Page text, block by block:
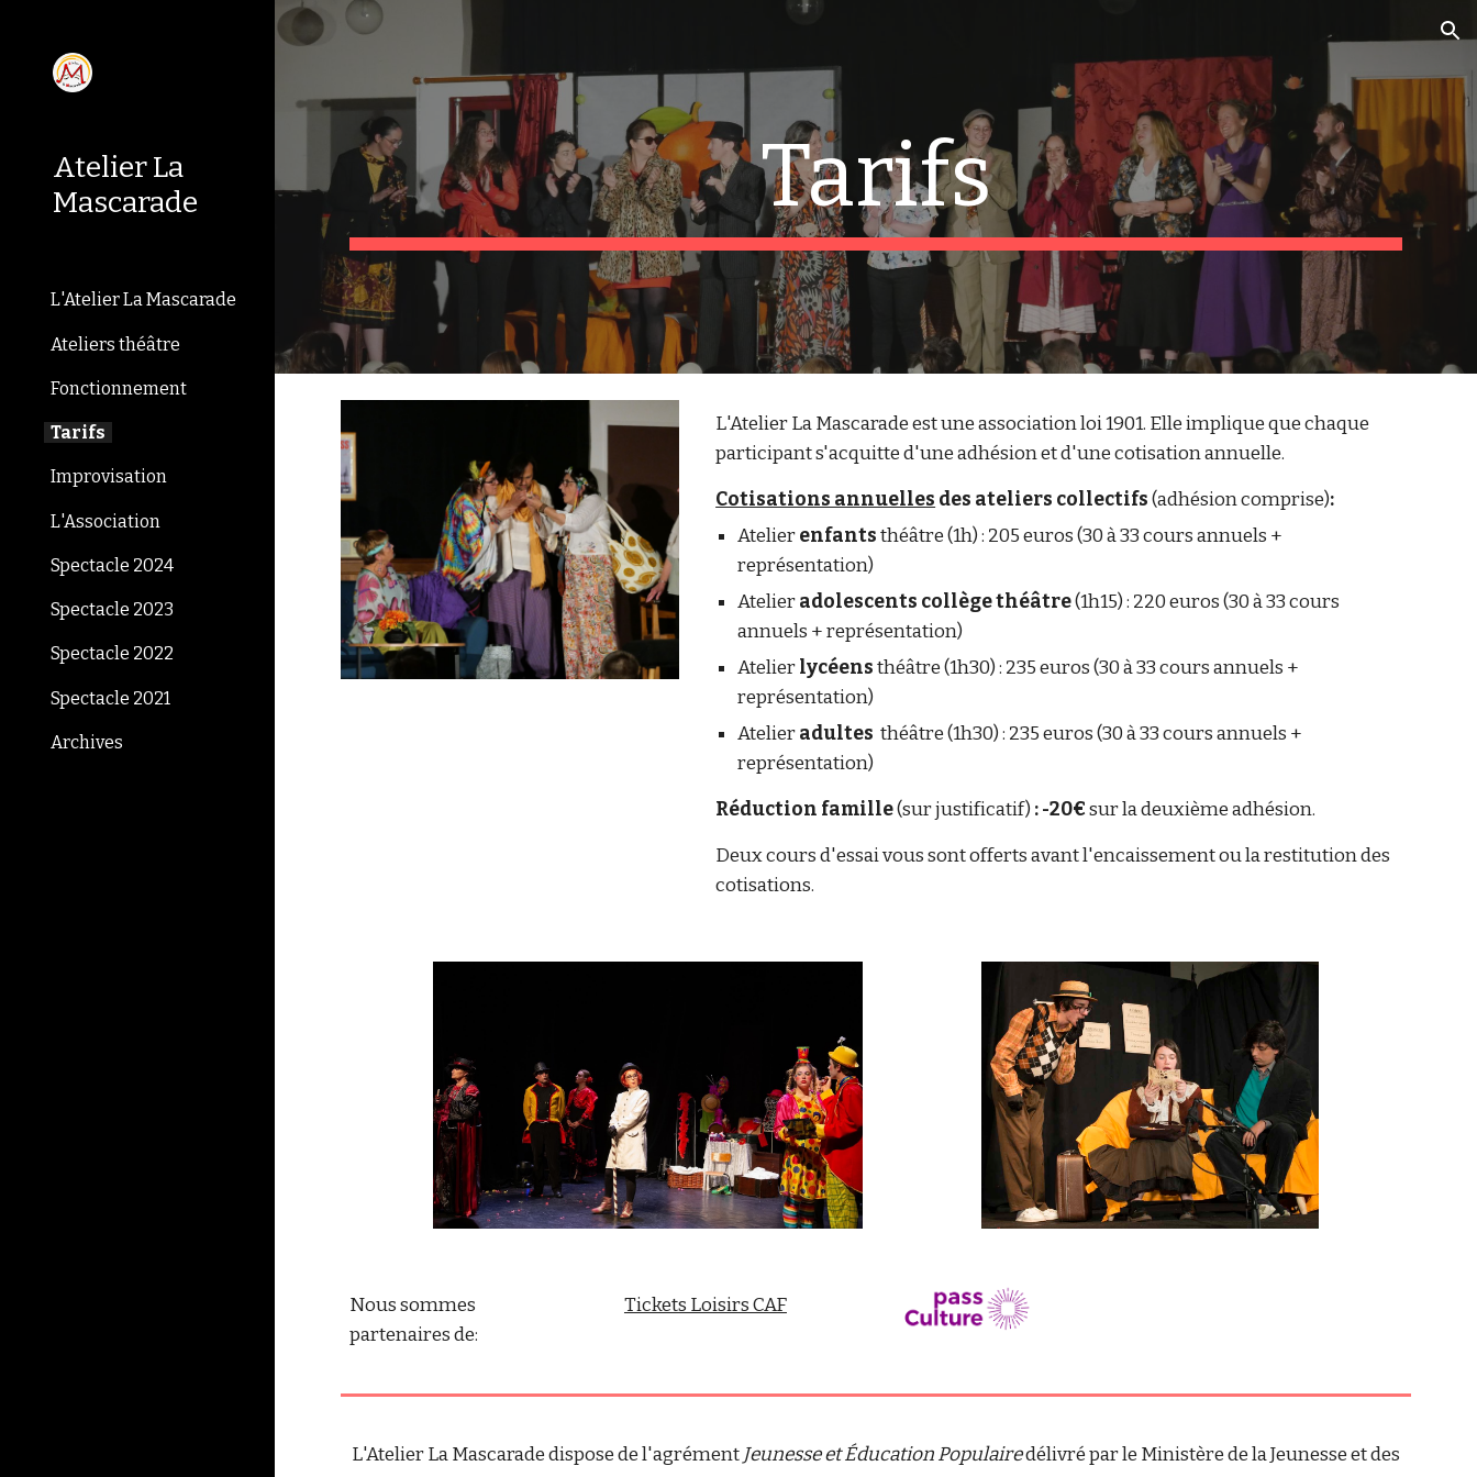
Atelier La
Mascarade
L'Atelier La Mascarade
Ateliers théâtre
Fonctionnement
Tarifs
Improvisation
L'Association
Spectacle 2024
Spectacle 2023
Spectacle 2022
Spectacle 2021
Archives
Tarifs
L'Atelier La Mascarade est une association loi 1901. Elle implique que chaque
participant s'acquitte d'une adhésion et d'une cotisation annuelle.
Cotisations annuelles des ateliers collectifs(adhésion comprise):
Atelierenfantsthéâtre (1h) : 205 euros (30 à 33 cours annuels +
représentation)
Atelieradolescents collège théâtre(1h15) : 220 euros (30 à 33 cours
annuels + représentation)
Atelierlycéensthéâtre (1h30) : 235 euros (30 à 33 cours annuels +
représentation)
Atelieradultesthéâtre (1h30) : 235 euros (30 à 33 cours annuels +
représentation)
Réduction famille(sur justificatif): -20€sur la deuxième adhésion.
Deux cours d'essai vous sont offerts avant l'encaissement ou la restitution des
cotisations.
Nous sommes
partenaires de:
Tickets Loisirs CAF
L'Atelier La Mascarade dispose de l'agrément Jeunesse et Éducation Populairedélivré par le Ministère de la Jeunesse et des